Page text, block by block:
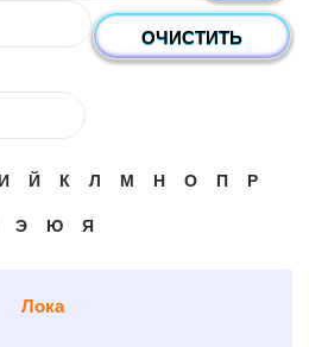
И Й К Л М Н О П Р
Э Ю Я
Лока